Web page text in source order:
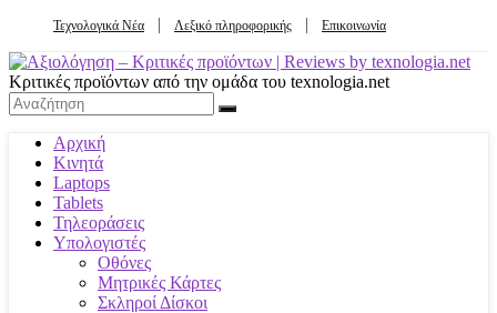
Τεχνολογικά Νέα Λεξικό πληροφορικής Επικοινωνία
Κριτικές προϊόντων από την ομάδα του texnologia.net
Αρχική
Κινητά
Laptops
Tablets
Τηλεοράσεις
Υπολογιστές
Οθόνες
Μητρικές Κάρτες
Σκληροί Δίσκοι